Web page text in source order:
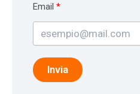
Email
Invia